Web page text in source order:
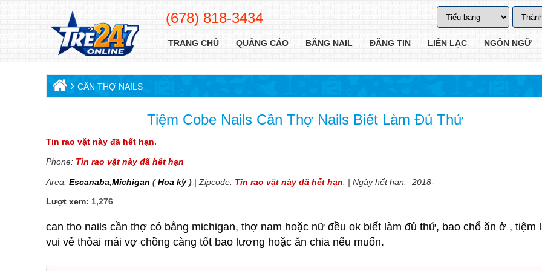
(678) 818-3434
TRANG CHỦ QUẢNG CÁO BẰNG NAIL ĐĂNG TIN LIÊN LẠC NGÔN NGỮ
› CẦN THỢ NAILS
Tiệm Cobe Nails Cần Thợ Nails Biết Làm Đủ Thứ
Tin rao vặt này đã hết hạn.
Phone: Tin rao vặt này đã hết hạn
Area:Escanaba,Michigan (Hoa kỳ) | Zipcode: Tin rao vặt này đã hết hạn . | Ngày hết hạn: -2018-
Lượt xem: 1,276
can tho nails cần thợ có bằng michigan, thợ nam hoặc nữ đều ok biết làm đủ thứ, bao chổ ăn ở , tiệm
vui vẻ thỏai mái vợ chồng càng tốt bao lương hoặc ăn chia nếu muốn.